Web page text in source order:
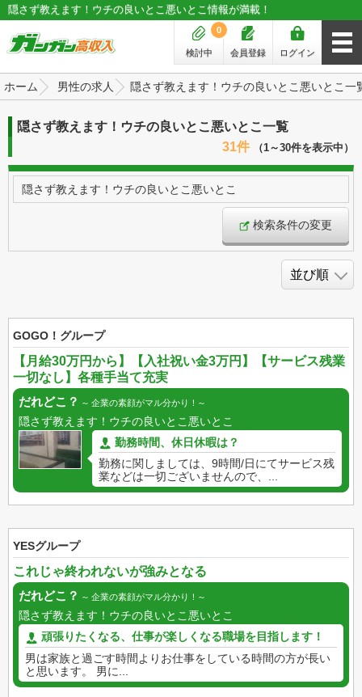
隠さず教えます！ウチの良いとこ悪いとこ情報が満載！
ログイン
会員登録
検討中
0
ホーム 男性の求人 隠さず教えます！ウチの良いとこ悪いとこ一
隠さず教えます！ウチの良いとこ悪いとこ一覧
31件
（1～30件を表示中）
隠さず教えます！ウチの良いとこ悪いとこ
検索条件の変更
GOGO！グループ
【月給30万円から】【入社祝い金3万円】【サービス残業
一切なし】各種手当て充実
だれどこ？
企業の素顔がマル分かり！
隠さず教えます！ウチの良いとこ悪いとこ
勤務時間、休日休暇は？
勤務に関しましては、9時間/日にてサービス残
業などは一切ございませんので、...
YESグループ
これじゃ終われないが強みとなる
だれどこ？
企業の素顔がマル分かり！
隠さず教えます！ウチの良いとこ悪いとこ
頑張りたくなる、仕事が楽しくなる職場を目指します！
男は家族と過ごす時間よりお仕事をしている時間の方が長い
と思います。 男に...